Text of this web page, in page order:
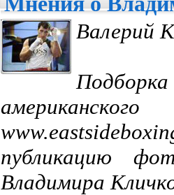
Валерий
публикацию
Владимира